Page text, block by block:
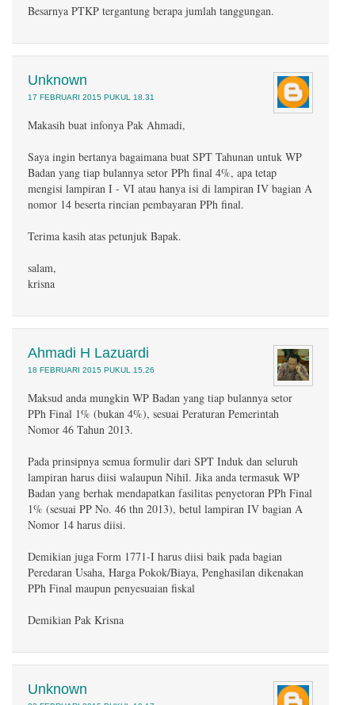
Besarnya PTKP tergantung berapa jumlah tanggungan.
Unknown
17 FEBRUARI 2015 PUKUL 18.31
Makasih buat infonya Pak Ahmadi,
Saya ingin bertanya bagaimana buat SPT Tahunan untuk WP
Badan yang tiap bulannya setor PPh final 4%, apa tetap
mengisi lampiran I - VI atau hanya isi di lampiran IV bagian A
nomor 14 beserta rincian pembayaran PPh final.
Terima kasih atas petunjuk Bapak.
salam,
krisna
Ahmadi H Lazuardi
18 FEBRUARI 2015 PUKUL 15.26
Maksud anda mungkin WP Badan yang tiap bulannya setor
PPh Final 1% (bukan 4%), sesuai Peraturan Pemerintah
Nomor 46 Tahun 2013.
Pada prinsipnya semua formulir dari SPT Induk dan seluruh
lampiran harus diisi walaupun Nihil. Jika anda termasuk WP
Badan yang berhak mendapatkan fasilitas penyetoran PPh Final
1% (sesuai PP No. 46 thn 2013), betul lampiran IV bagian A
Nomor 14 harus diisi.
Demikian juga Form 1771-I harus diisi baik pada bagian
Peredaran Usaha, Harga Pokok/Biaya, Penghasilan dikenakan
PPh Final maupun penyesuaian fiskal
Demikian Pak Krisna
Unknown